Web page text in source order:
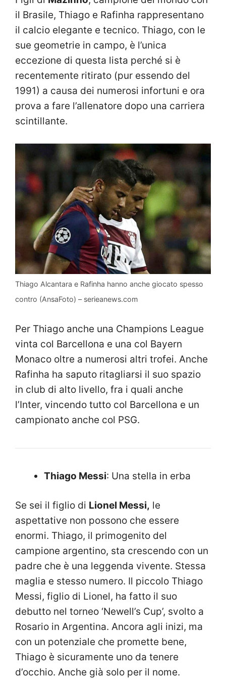
il Brasile, Thiago e Rafinha rappresentano
il calcio elegante e tecnico. Thiago, con le
sue geometrie in campo, è l’unica
eccezione di questa lista perché si è
recentemente ritirato (pur essendo del
1991) a causa dei numerosi infortuni e ora
prova a fare l’allenatore dopo una carriera
scintillante.
Thiago Alcantara e Rafinha hanno anche giocato spesso
contro (AnsaFoto) – serieanews.com
Per Thiago anche una Champions League
vinta col Barcellona e una col Bayern
Monaco oltre a numerosi altri trofei. Anche
Rafinha ha saputo ritagliarsi il suo spazio
in club di alto livello, fra i quali anche
l’Inter, vincendo tutto col Barcellona e un
campionato anche col PSG.
Thiago Messi: Una stella in erba
Se sei il figlio di Lionel Messi, le
aspettative non possono che essere
enormi. Thiago, il primogenito del
campione argentino, sta crescendo con un
padre che è una leggenda vivente. Stessa
maglia e stesso numero. Il piccolo Thiago
Messi, figlio di Lionel, ha fatto il suo
debutto nel torneo ‘Newell’s Cup’, svolto a
Rosario in Argentina. Ancora agli inizi, ma
con un potenziale che promette bene,
Thiago è sicuramente uno da tenere
d’occhio. Anche già solo per il nome.